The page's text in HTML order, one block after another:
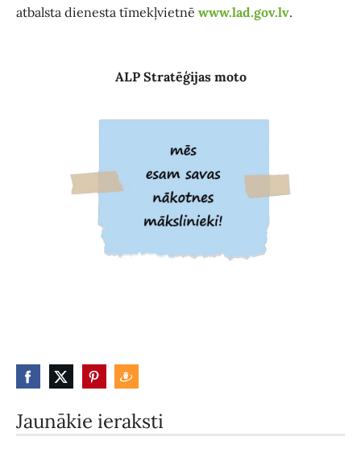
Jaunākie ieraksti
atbalsta dienesta tīmekļvietnē www.lad.gov.lv.
ALP Stratēģijas moto